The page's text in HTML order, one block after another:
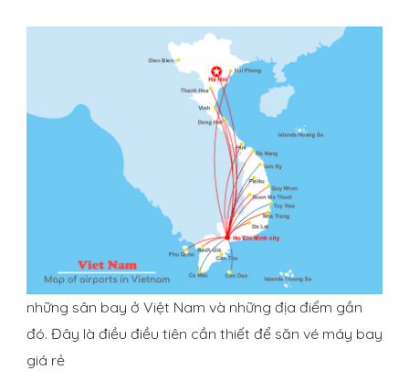
những sân bay ở Việt Nam và những địa điểm gần
đó. Đây là điều điều tiên cần thiết để săn vé máy bay
giá rẻ